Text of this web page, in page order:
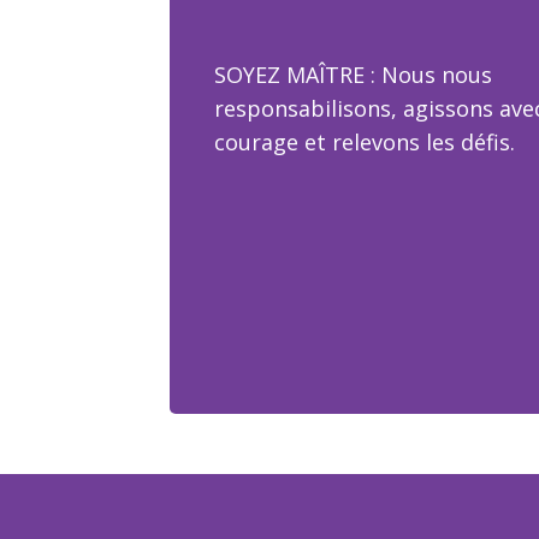
SOYEZ MAÎTRE : Nous nous
responsabilisons, agissons
courage et relevons les défis.